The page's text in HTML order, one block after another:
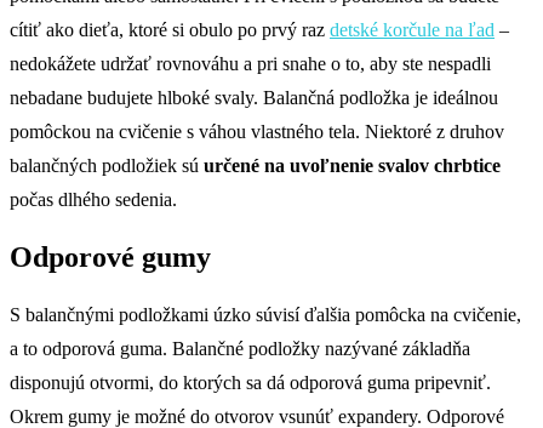
cítiť ako dieťa, ktoré si obulo po prvý raz detské korčule na ľad –
nedokážete udržať rovnováhu a pri snahe o to, aby ste nespadli
nebadane budujete hlboké svaly. Balančná podložka je ideálnou
pomôckou na cvičenie s váhou vlastného tela. Niektoré z druhov
balančných podložiek sú určené na uvoľnenie svalov chrbtice
počas dlhého sedenia.
Odporové gumy
S balančnými podložkami úzko súvisí ďalšia pomôcka na cvičenie,
a to odporová guma. Balančné podložky nazývané základňa
disponujú otvormi, do ktorých sa dá odporová guma pripevniť.
Okrem gumy je možné do otvorov vsunúť expandery. Odporové